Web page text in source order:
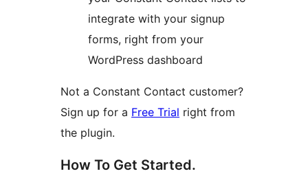
integrate with your signup
forms, right from your
WordPress dashboard
Not a Constant Contact customer?
Sign up for a Free Trial right from
the plugin.
How To Get Started.